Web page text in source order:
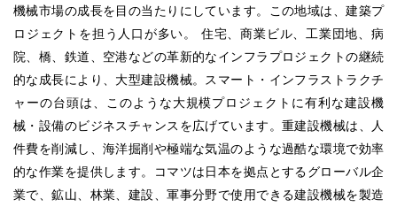
機械市場の成長を目の当たりにしています。この地域は、建築プ
ロジェクトを担う人口が多い。 住宅、商業ビル、工業団地、病
院、橋、鉄道、空港などの革新的なインフラプロジェクトの継続
的な成長により、大型建設機械。スマート・インフラストラクチ
ャーの台頭は、このような大規模プロジェクトに有利な建設機
械・設備のビジネスチャンスを広げています。重建設機械は、人
件費を削減し、海洋掘削や極端な気温のような過酷な環境で効率
的な作業を提供します。コマツは日本を拠点とするグローバル企
業で、鉱山、林業、建設、軍事分野で使用できる建設機械を製造